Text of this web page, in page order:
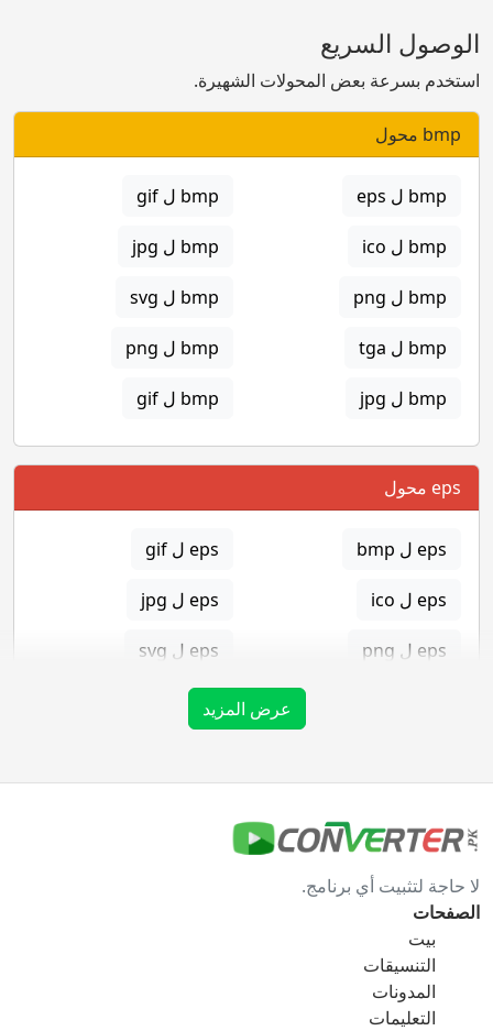
الوصول السريع
استخدم بسرعة بعض المحولات الشهيرة.
bmp محول
bmp ل eps bmp ل gif
bmp ل ico bmp ل jpg
bmp ل png bmp ل svg
bmp ل tga bmp ل png
bmp ل jpg bmp ل gif
eps محول
eps ل bmp eps ل gif
eps ل ico eps ل jpg
eps ل png eps ل svg
gif محول
gif ل bmp
gif ل ico
gif ل png
gif ل tga
عرض المزيد
لا حاجة لتثبيت أي برنامج.
الصفحات
بيت
التنسيقات
المدونات
التعليمات